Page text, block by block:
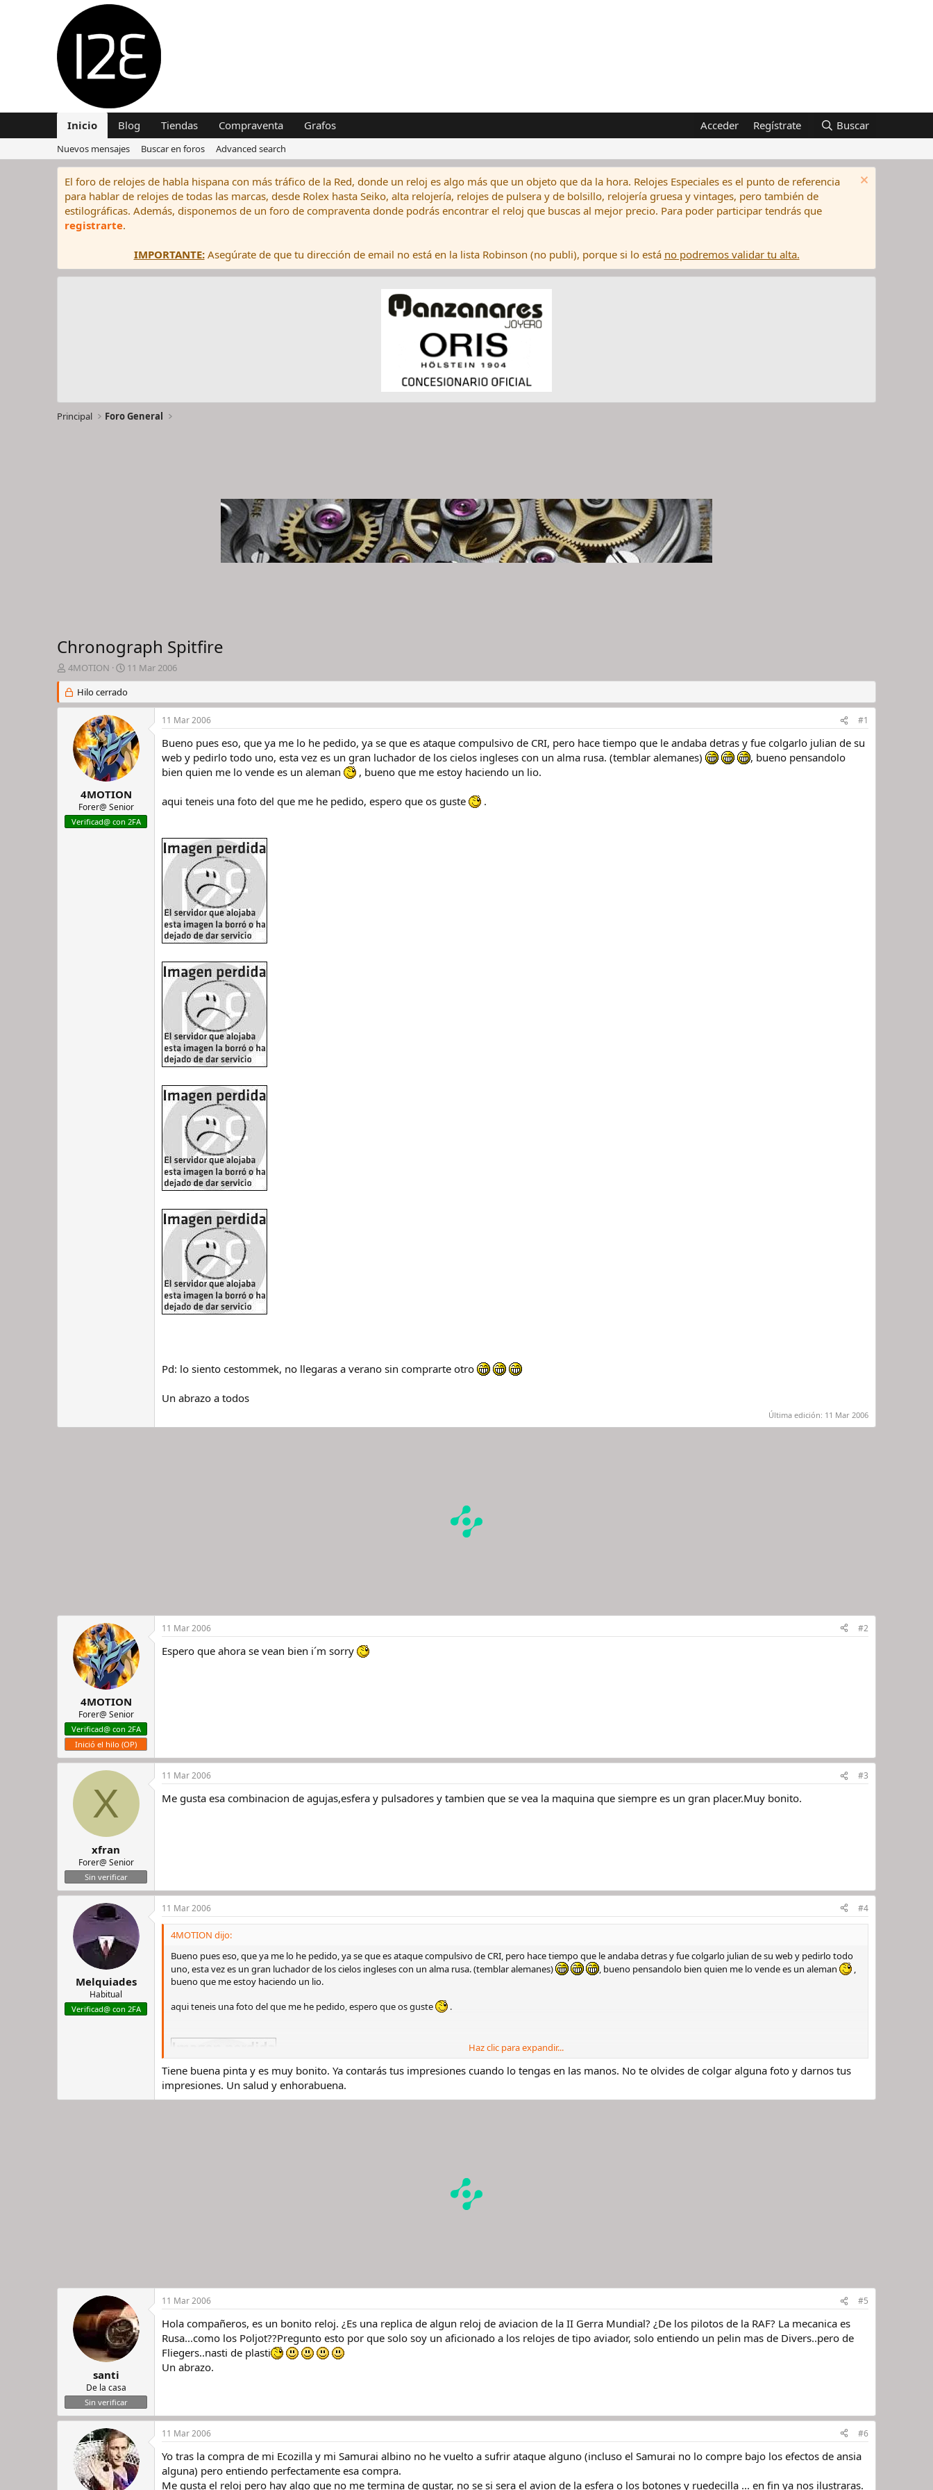
Inicio Blog Tiendas Compraventa Grafos Acceder Regístrate Buscar
Nuevos mensajes Buscar en foros Advanced search
El foro de relojes de habla hispana con más tráfico de la Red, donde un reloj es algo más que un objeto que da la hora. Relojes Especiales es el punto de referencia
para hablar de relojes de todas las marcas, desde Rolex hasta Seiko, alta relojería, relojes de pulsera y de bolsillo, relojería gruesa y vintages, pero también de
estilográficas. Además, disponemos de un foro de compraventa donde podrás encontrar el reloj que buscas al mejor precio. Para poder participar tendrás que
registrarte.
IMPORTANTE:Asegúrate de que tu dirección de email no está en la lista Robinson (no publi), porque si lo está no podremos validar tu alta.
Principal Foro General
Chronograph Spitfire
I
n
i
c
h
i
4MOTION
F
e
c
h
d
e
i
n
c
i
o
11 Mar 2006
Hilo cerrado
4MOTION
Forer@ Senior
Verificad@ con 2FA
11 Mar 2006 #1
Bueno pues eso, que ya me lo he pedido, ya se que es ataque compulsivo de CRI, pero hace tiempo que le andaba detras y fue colgarlo julian de su
web y pedirlo todo uno, esta vez es un gran luchador de los cielos ingleses con un alma rusa. (temblar alemanes)
, bueno pensandolo
bien quien me lo vende es un aleman
, bueno que me estoy haciendo un lio.
aqui teneis una foto del que me he pedido, espero que os guste .
Pd: lo siento cestommek, no llegaras a verano sin comprarte otro
Un abrazo a todos
Última edición: 11 Mar 2006
4MOTION
Forer@ Senior
Verificad@ con 2FA
Inició el hilo (OP)
11 Mar 2006 #2
Espero que ahora se vean bien i´m sorry
X
xfran
Forer@ Senior
Sin verificar
11 Mar 2006 #3
Me gusta esa combinacion de agujas,esfera y pulsadores y tambien que se vea la maquina que siempre es un gran placer.Muy bonito.
Melquiades
Habitual
Verificad@ con 2FA
11 Mar 2006 #4
4MOTION dijo:
Bueno pues eso, que ya me lo he pedido, ya se que es ataque compulsivo de CRI, pero hace tiempo que le andaba detras y fue colgarlo julian de su web y pedirlo todo
uno, esta vez es un gran luchador de los cielos ingleses con un alma rusa. (temblar alemanes)
, bueno pensandolo bien quien me lo vende es un aleman
bueno que me estoy haciendo un lio.
aqui teneis una foto del que me he pedido, espero que os guste
.
Haz clic para expandir...
Tiene buena pinta y es muy bonito. Ya contarás tus impresiones cuando lo tengas en las manos. No te olvides de colgar alguna foto y darnos tus
impresiones. Un salud y enhorabuena.
santi
De la casa
Sin verificar
11 Mar 2006 #5
Hola compañeros, es un bonito reloj. ¿Es una replica de algun reloj de aviacion de la II Gerra Mundial? ¿De los pilotos de la RAF? La mecanica es
Rusa...como los Poljot??Pregunto esto por que solo soy un aficionado a los relojes de tipo aviador, solo entiendo un pelin mas de Divers..pero de
Fliegers..nasti de plasti
Un abrazo.
11 Mar 2006 #6
Yo tras la compra de mi Ecozilla y mi Samurai albino no he vuelto a sufrir ataque alguno (incluso el Samurai no lo compre bajo los efectos de ansia
alguna) pero entiendo perfectamente esa compra.
Me gusta el reloj pero hay algo que no me termina de gustar, no se si sera el avion de la esfera o los botones y ruedecilla ... en fin ya nos ilustraras.